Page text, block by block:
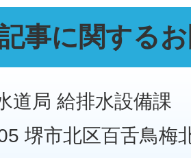
事に関する
道局 給排水設備課
堺市北区百舌鳥梅